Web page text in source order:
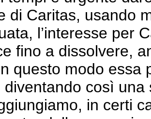
di Caritas, usando
l’interesse per
fino a dissolvere,
questo modo essa
diventando così
in certi